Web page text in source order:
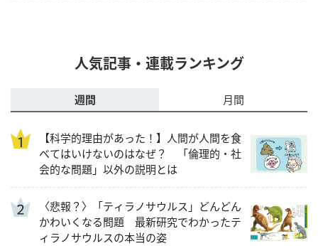
人気記事・連載ランキング
週間 月間
【科学的理由があった！】人間が人間を食
べてはいけないのはなぜ？ 「倫理的・社
会的な問題」以外の説明とは
〈悲報？〉「ティラノサウルス」どんどん
かわいくなる問題 最新研究でわかったテ
ィラノサウルスの本当の姿